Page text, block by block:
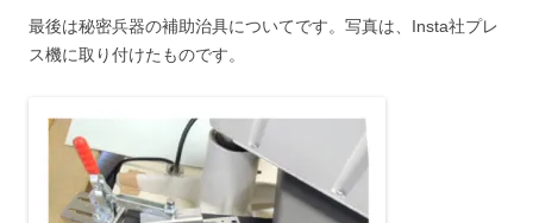
最後は秘密兵器の補助治具についてです。写真は、Insta社プレ
ス機に取り付けたものです。